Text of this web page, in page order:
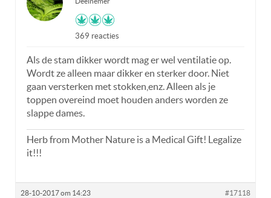
369 reacties
Als de stam dikker wordt mag er wel ventilatie op.
Wordt ze alleen maar dikker en sterker door. Niet
gaan versterken met stokken,enz. Alleen als je
toppen overeind moet houden anders worden ze
slappe dames.
Herb from Mother Nature is a Medical Gift! Legalize
it!!!
28-10-2017 om 14:23 #17118